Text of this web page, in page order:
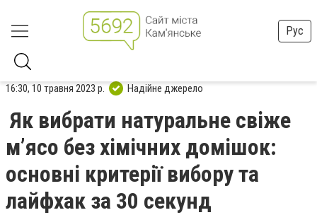
Рус
16:30, 10 травня 2023 р. Надійне джерело
Як вибрати натуральне свіже
м’ясо без хімічних домішок:
основні критерії вибору та
лайфхак за 30 секунд